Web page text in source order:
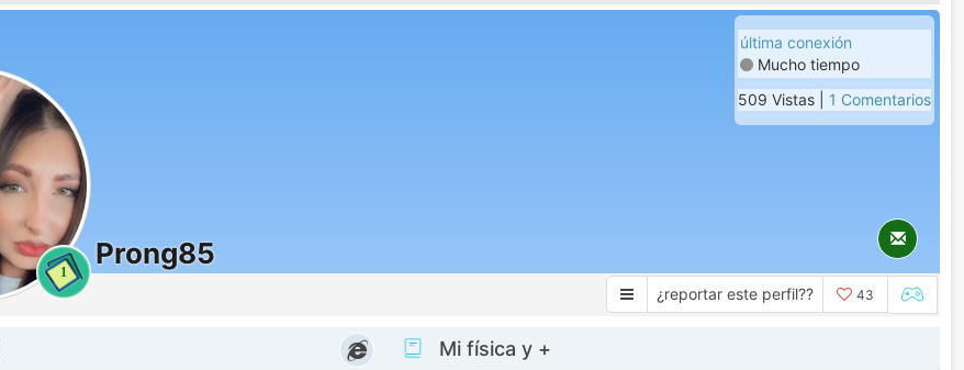
1
Prong85
última conexión
Mucho tiempo
509 Vistas | 1 Comentarios
¿reportar este perfil?? 43
Mi física y +